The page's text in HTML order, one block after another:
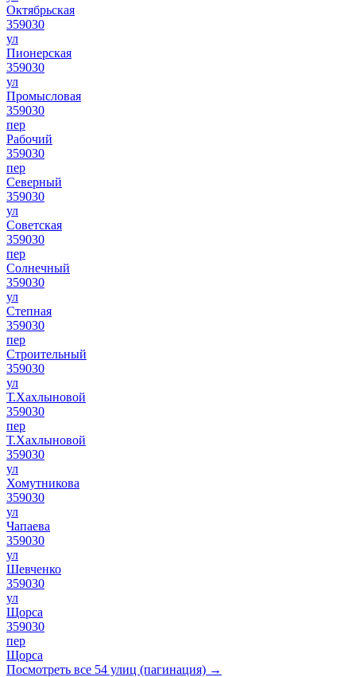
Октябрьская
359030
ул
Пионерская
359030
ул
Промысловая
359030
пер
Рабочий
359030
пер
Северный
359030
ул
Советская
359030
пер
Солнечный
359030
ул
Степная
359030
пер
Строительный
359030
ул
Т.Хахлыновой
359030
пер
Т.Хахлыновой
359030
ул
Хомутникова
359030
ул
Чапаева
359030
ул
Шевченко
359030
ул
Щорса
359030
пер
Щорса
Посмотреть все 54 улиц (пагинация) →